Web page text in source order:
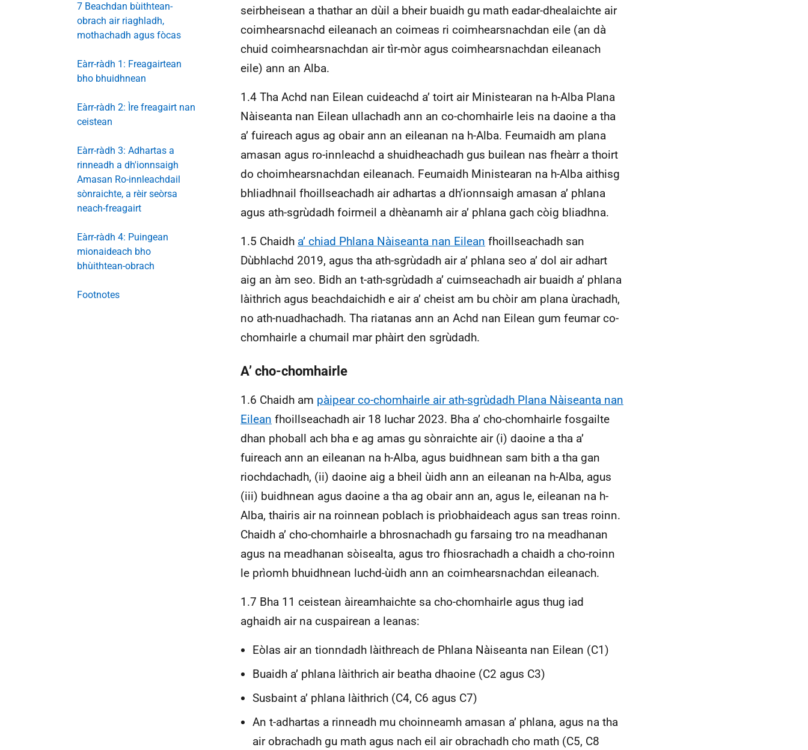
7 Beachdan bùithtean-
obrach air riaghladh,
mothachadh agus fòcas
Eàrr-ràdh 1: Freagairtean
bho bhuidhnean
Eàrr-ràdh 2: Ìre freagairt nan
ceistean
Eàrr-ràdh 3: Adhartas a
rinneadh a dh'ionnsaigh
Amasan Ro-innleachdail
sònraichte, a rèir seòrsa
neach-freagairt
Eàrr-ràdh 4: Puingean
mionaideach bho
bhùithtean-obrach
Footnotes
seirbheisean a thathar an dùil a bheir buaidh gu math eadar-dhealaichte air
coimhearsnachd eileanach an coimeas ri coimhearsnachdan eile (an dà
chuid coimhearsnachdan air tìr-mòr agus coimhearsnachdan eileanach
eile) ann an Alba.
1.4 Tha Achd nan Eilean cuideachd a’ toirt air Ministearan na h-Alba Plana
Nàiseanta nan Eilean ullachadh ann an co-chomhairle leis na daoine a tha
a’ fuireach agus ag obair ann an eileanan na h-Alba. Feumaidh am plana
amasan agus ro-innleachd a shuidheachadh gus builean nas fheàrr a thoirt
do choimhearsnachdan eileanach. Feumaidh Ministearan na h-Alba aithisg
bhliadhnail fhoillseachadh air adhartas a dh’ionnsaigh amasan a’ phlana
agus ath-sgrùdadh foirmeil a dhèanamh air a’ phlana gach còig bliadhna.
1.5 Chaidh a’ chiad Phlana Nàiseanta nan Eilean fhoillseachadh san
Dùbhlachd 2019, agus tha ath-sgrùdadh air a’ phlana seo a’ dol air adhart
aig an àm seo. Bidh an t-ath-sgrùdadh a’ cuimseachadh air buaidh a’ phlana
làithrich agus beachdaichidh e air a’ cheist am bu chòir am plana ùrachadh,
no ath-nuadhachadh. Tha riatanas ann an Achd nan Eilean gum feumar co-
chomhairle a chumail mar phàirt den sgrùdadh.
A’ cho-chomhairle
1.6 Chaidh am pàipear co-chomhairle air ath-sgrùdadh Plana Nàiseanta nan
Eilean fhoillseachadh air 18 Iuchar 2023. Bha a’ cho-chomhairle fosgailte
dhan phoball ach bha e ag amas gu sònraichte air (i) daoine a tha a’
fuireach ann an eileanan na h-Alba, agus buidhnean sam bith a tha gan
riochdachadh, (ii) daoine aig a bheil ùidh ann an eileanan na h-Alba, agus
(iii) buidhnean agus daoine a tha ag obair ann an, agus le, eileanan na h-
Alba, thairis air na roinnean poblach is prìobhaideach agus san treas roinn.
Chaidh a’ cho-chomhairle a bhrosnachadh gu farsaing tro na meadhanan
agus na meadhanan sòisealta, agus tro fhiosrachadh a chaidh a cho-roinn
le prìomh bhuidhnean luchd-ùidh ann an coimhearsnachdan eileanach.
1.7 Bha 11 ceistean àireamhaichte sa cho-chomhairle agus thug iad
aghaidh air na cuspairean a leanas:
Eòlas air an tionndadh làithreach de Phlana Nàiseanta nan Eilean (C1)
Buaidh a’ phlana làithrich air beatha dhaoine (C2 agus C3)
Susbaint a’ phlana làithrich (C4, C6 agus C7)
An t-adhartas a rinneadh mu choinneamh amasan a’ phlana, agus na tha
air obrachadh gu math agus nach eil air obrachadh cho math (C5, C8